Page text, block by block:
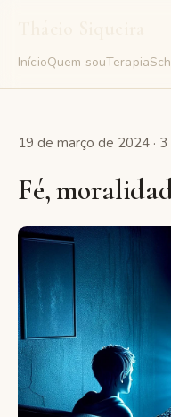
InícioQuem souTerapia
19 de março de 2024 ·
Fé,